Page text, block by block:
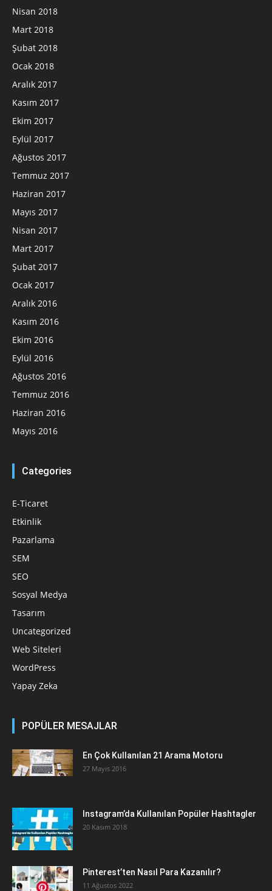
Nisan 2018
Mart 2018
Şubat 2018
Ocak 2018
Aralık 2017
Kasım 2017
Ekim 2017
Eylül 2017
Ağustos 2017
Temmuz 2017
Haziran 2017
Mayıs 2017
Nisan 2017
Mart 2017
Şubat 2017
Ocak 2017
Aralık 2016
Kasım 2016
Ekim 2016
Eylül 2016
Ağustos 2016
Temmuz 2016
Haziran 2016
Mayıs 2016
Categories
E-Ticaret
Etkinlik
Pazarlama
SEM
SEO
Sosyal Medya
Tasarım
Uncategorized
Web Siteleri
WordPress
Yapay Zeka
POPÜLER MESAJLAR
En Çok Kullanılan 21 Arama Motoru
27 Mayıs 2016
Instagram’da Kullanılan Popüler Hashtagler
20 Kasım 2018
Pinterest’ten Nasıl Para Kazanılır?
11 Ağustos 2022